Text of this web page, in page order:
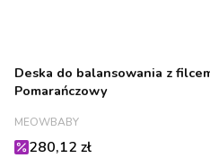
Deska do balansowania z
Pomarańczowy
PRODUCENT
MEOWBABY
Cena promocyjna
280,12 zł